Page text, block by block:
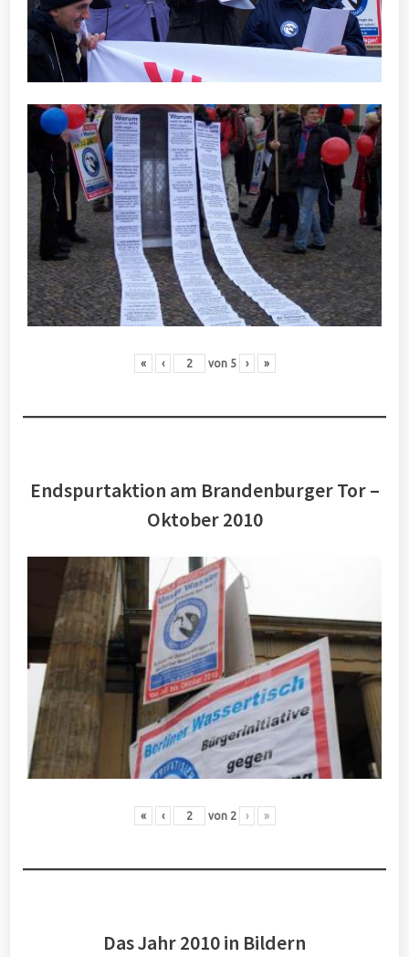
« ‹ von 5 › »
Endspurtaktion am Brandenburger Tor –
Oktober 2010
« ‹ von 2 › »
Das Jahr 2010 in Bildern